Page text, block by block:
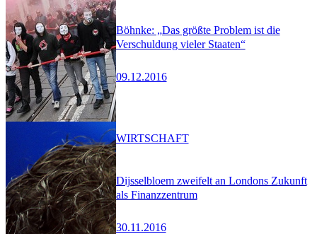
Böhnke: „Das größte Problem ist die
Verschuldung vieler Staaten“
09.12.2016
Dijsselbloem zweifelt an Londons Zukunft
als Finanzzentrum
30.11.2016
WIRTSCHAFT